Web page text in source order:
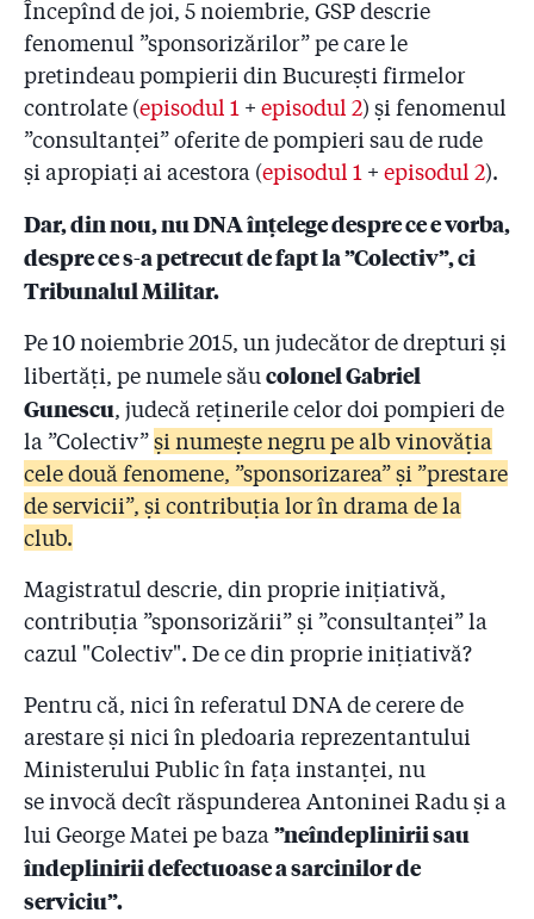
Începînd de joi, 5 noiembrie, GSP descrie
fenomenul ”sponsorizărilor” pe care le
pretindeau pompierii din București firmelor
controlate (episodul 1 + episodul 2) și fenomenul
”consultanței” oferite de pompieri sau de rude
și apropiați ai acestora (episodul 1 + episodul 2).
Dar, din nou, nu DNA înțelege despre ce e vorba,
despre ce s-a petrecut de fapt la ”Colectiv”, ci
Tribunalul Militar.
Pe 10 noiembrie 2015, un judecător de drepturi și
libertăți, pe numele său colonel Gabriel
Gunescu, judecă reținerile celor doi pompieri de
la ”Colectiv”și numește negru pe alb vinovăția
cele două fenomene, ”sponsorizarea” și ”prestare
de servicii”, și contribuția lor în drama de la
club.
Magistratul descrie, din proprie inițiativă,
contribuția ”sponsorizării” și ”consultanței” la
cazul "Colectiv". De ce din proprie inițiativă?
Pentru că, nici în referatul DNA de cerere de
arestare și nici în pledoaria reprezentantului
Ministerului Public în fața instanței, nu
se invocă decît răspunderea Antoninei Radu și a
lui George Matei pe baza ”neîndeplinirii sau
îndeplinirii defectuoase a sarcinilor de
serviciu”.